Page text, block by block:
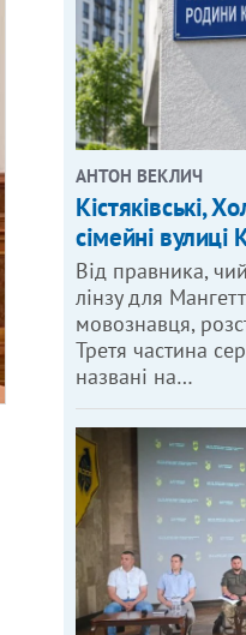
АНТОН ВЕКЛИЧ
Кістяківські,
сімейні вулиці
Від правника,
лінзу для
мовознавця,
Третя частина
названі на…